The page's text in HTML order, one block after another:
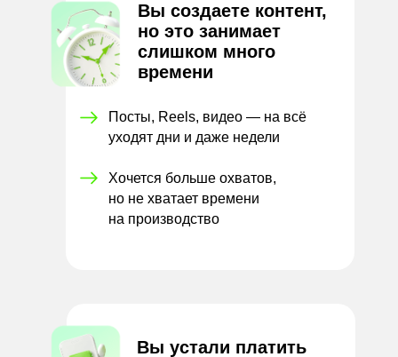
Вы создаете контент,
но это занимает
слишком много
времени
Посты, Reels, видео — на всё
уходят дни и даже недели
Хочется больше охватов,
но не хватает времени
на производство
Вы устали платить